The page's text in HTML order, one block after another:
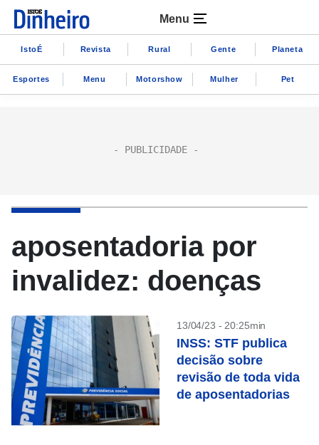
Menu
IstoÉ Revista Rural Gente Planeta
Esportes Menu Motorshow Mulher Pet
aposentadoria por
invalidez: doenças
13/04/23 - 20:25min
INSS: STF publica
decisão sobre
revisão de toda vida
de aposentadorias